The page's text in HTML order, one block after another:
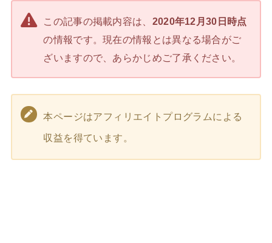
この記事の掲載内容は、 2020年12月30日時点
の情報です。現在の情報とは異なる場合がご
ざいますので、あらかじめご了承ください。
本ページはアフィリエイトプログラムによる
収益を得ています。